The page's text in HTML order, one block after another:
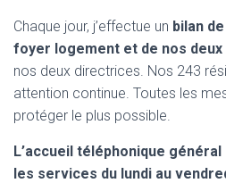
Chaque jour, j’effectue un bilan
foyer logement et de nos deux
nos deux directrices. Nos 243
attention continue. Toutes les
protéger le plus possible.
L’accueil téléphonique
les services du lundi au